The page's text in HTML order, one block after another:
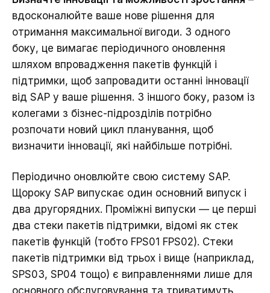
вдосконалюйте ваше нове рішення для
отримання максимальної вигоди. З одного
боку, це вимагає періодичного оновлення
шляхом впровадження пакетів функцій і
підтримки, щоб запровадити останні інновації
від SAP у ваше рішення. З іншого боку, разом із
колегами з бізнес-підрозділів потрібно
розпочати новий цикл планування, щоб
визначити інновації, які найбільше потрібні.
Періодично оновлюйте свою систему SAP.
Щороку SAP випускає один основний випуск і
два другорядних. Проміжні випуски — це перші
два стеки пакетів підтримки, відомі як стек
пакетів функцій (тобто FPS01 FPS02). Стеки
пакетів підтримки від трьох і вище (наприклад,
SPS03, SP04 тощо) є виправленнями лише для